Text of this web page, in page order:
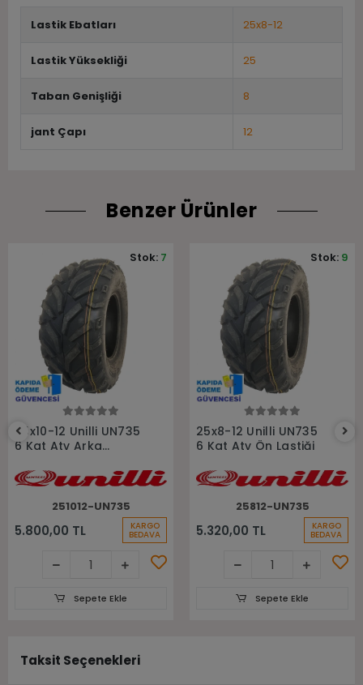
Lastik Ebatları 25x8-12
Lastik Yüksekliği 25
Taban Genişliği 8
jant Çapı 12
Benzer Ürünler
25x10-12 Unilli UN735
6 Kat Atv Arka
251012-UN735
5.800,00 TL KARGO
BEDAVA
Stok: 7
Sepete Ekle
25x8-12 Unilli UN735
6 Kat Atv Ön Lastiği
25812-UN735
5.320,00 TL KARGO
BEDAVA
Stok: 9
Sepete Ekle
Taksit Seçenekleri